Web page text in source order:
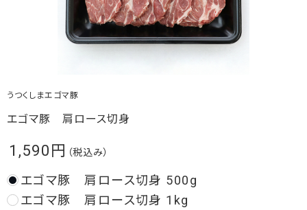
うつくしまエゴマ豚
エゴマ豚 肩ロース切身
1,590円 （税込み）
エゴマ豚 肩ロース切身 500g
エゴマ豚 肩ロース切身 1kg